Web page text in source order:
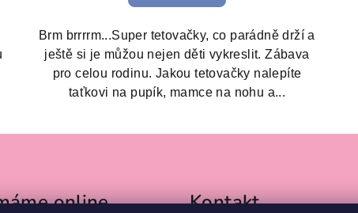
je
4,5
z
5
hvězdiček.
Brm brrrrm...Super tetovačky, co parádně drží a
ještě si je můžou nejen děti vykreslit. Zábava
pro celou rodinu. Jakou tetovačky nalepíte
taťkovi na pupík, mamce na nohu a...
online
Kontakt